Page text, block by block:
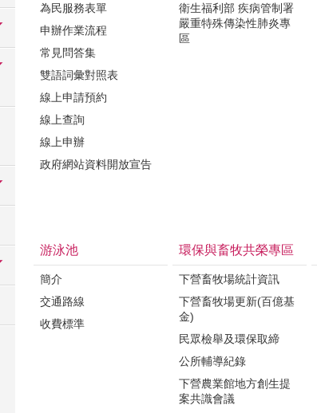
為民服務表單
申辦作業流程
常見問答集
雙語詞彙對照表
線上申請預約
線上查詢
線上申辦
政府網站資料開放宣告
衛生福利部 疾病管制署
嚴重特殊傳染性肺炎專
區
游泳池
簡介
交通路線
收費標準
環保與畜牧共榮專區
下營畜牧場統計資訊
下營畜牧場更新(百億基
金)
民眾檢舉及環保取締
公所輔導紀錄
下營農業館地方創生提
案共識會議